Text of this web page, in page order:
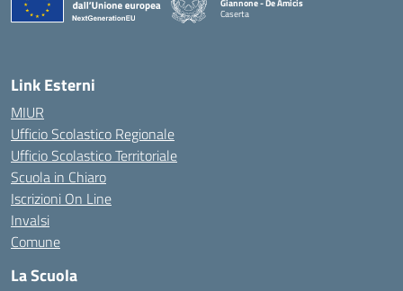
Giannone - De Amicis
Caserta
Link Esterni
MIUR
Ufficio Scolastico Regionale
Ufficio Scolastico Territoriale
Scuola in Chiaro
Iscrizioni On Line
Invalsi
Comune
La Scuola